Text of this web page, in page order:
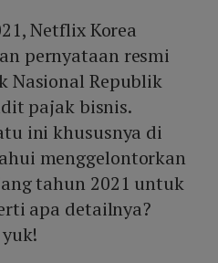
Netflix Korea
pernyataan resmi
Nasional Republik
pajak bisnis.
ini khususnya di
menggelontorkan
tahun 2021 untuk
apa detailnya?